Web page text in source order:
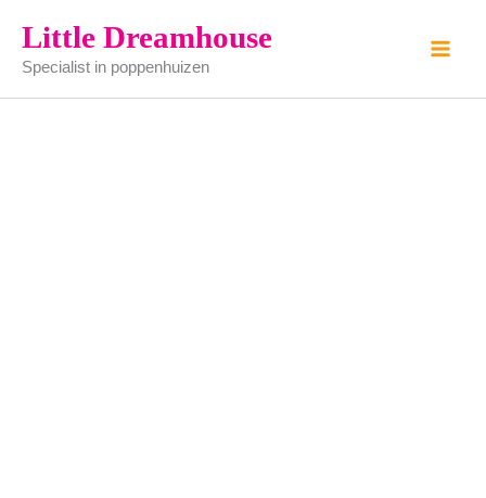
naar
inhoud
Little Dreamhouse
Specialist in poppenhuizen
op
krans
aantal